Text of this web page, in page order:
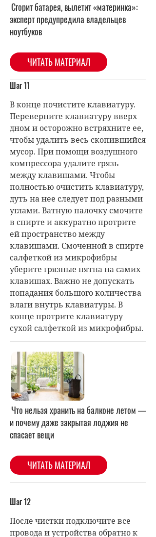
Сгорит батарея, вылетит «материнка»:
эксперт предупредила владельцев
ноутбуков
ЧИТАТЬ МАТЕРИАЛ
Шаг 11
В конце почистите клавиатуру.
Переверните клавиатуру вверх
дном и осторожно встряхните ее,
чтобы удалить весь скопившийся
мусор. При помощи воздушного
компрессора удалите грязь
между клавишами. Чтобы
полностью очистить клавиатуру,
дуть на нее следует под разными
углами. Ватную палочку смочите
в спирте и аккуратно протрите
ей пространство между
клавишами. Смоченной в спирте
салфеткой из микрофибры
уберите грязные пятна на самих
клавишах. Важно не допускать
попадания большого количества
влаги внутрь клавиатуры. В
конце протрите клавиатуру
сухой салфеткой из микрофибры.
Шаг 12
После чистки подключите все
провода и устройства обратно к